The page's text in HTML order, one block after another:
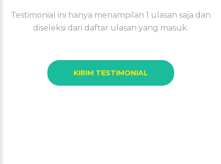
Testimonial ini hanya menampilan 1 ulasan saja dan
diseleksi dari daftar ulasan yang masuk.
KIRIM TESTIMONIAL